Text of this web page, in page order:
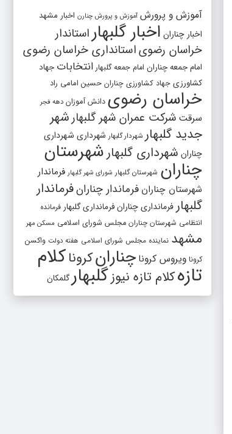
آموزش و پرورش آموزش و پرورش چنارن اخبار مشهد
اخبار چناران اخبار گلبهار استاندار
خراسان رضویاستانداری خراسان رضوی
امام جمعه چناران امام جمعه گلبهار انتخابات جهاد
کشاورزی جهاد کشاورزی چناران حسین امامی راد
خراسان رضوی دانش آموزان دهه فجر
سرقت شرکت عمران شهر گلبهارشهر
جدید گلبهار شهردار گلبهار شهرداری شهرداری
چناران شهرداری گلبهار شهرستان
چناران شهرستان گلبهار شورای شهر گلبهار فرماندار
شهرستان چناران فرماندار چنارانفرماندار
گلبهار فرمانداری چنارانفرمانداری گلبهار فرمانده
انتظامی شهرستان چناران مجلس شورای اسلامی مسکن مهر
مشهد نماینده مجلس شورای اسلامی هفته دولت واکسن
کرونا ویروس کرونا چنارانکروناکلام
تازهکلام تازه نیوزگلبهارگلمکان